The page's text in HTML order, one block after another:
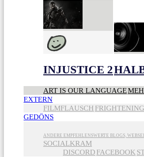
INJUSTICE 2
ART IS OUR LANGUAGE
EXTERN
FILMFLAUSCH FRIGHTENING
GEDÖNS
ANDERE EMPFEHLENSWERTE BLOGS,
SOCIALKRAM
DISCORD FACEBOOK